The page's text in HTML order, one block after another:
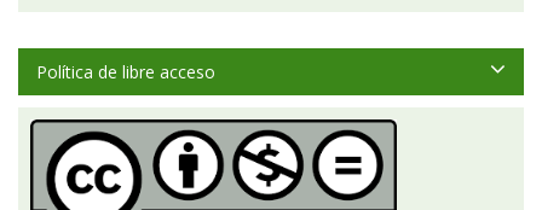
Política de libre acceso